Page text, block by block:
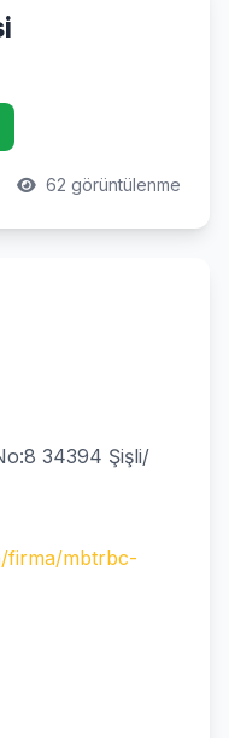
62 görüntülenme
34394 Şişli/
firma/mbtrbc-